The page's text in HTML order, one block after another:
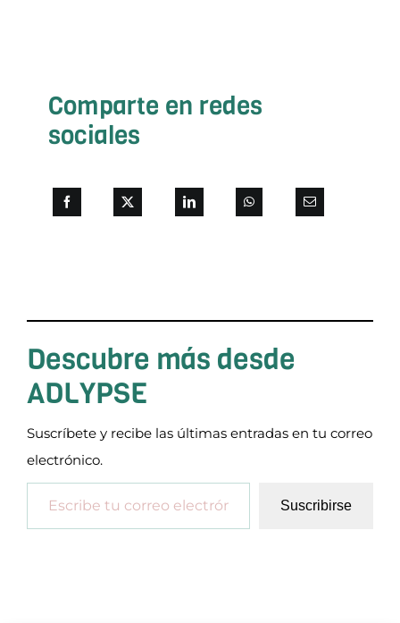
Comparte en redes
sociales
Descubre más desde
ADLYPSE
Suscríbete y recibe las últimas entradas en tu correo
electrónico.
Escribe tu correo electrónico…
Suscribirse